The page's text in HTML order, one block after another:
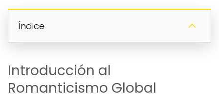
Índice
Introducción al
Romanticismo Global